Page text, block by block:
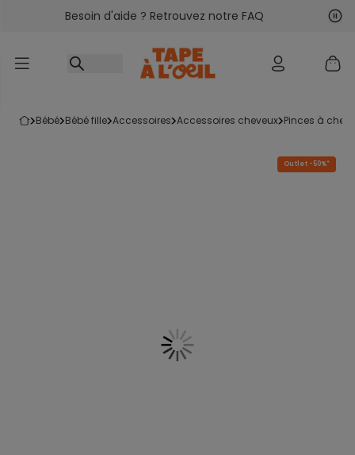
Accéder au contenu
Besoin d'aide ? Retrouvez notre FAQ
bébé bébé fille accessoires accessoires cheveux pinces à
Outlet -50%*